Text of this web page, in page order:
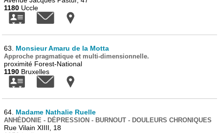
1180 Uccle
63. Monsieur Amaru de la Motta
Approche pragmatique et multi-dimensionnelle.
proximité Forest-National
1190 Bruxelles
64. Madame Nathalie Ruelle
ANHÉDONIE - DÉPRESSION - BURNOUT - DOULEURS CHRONIQUES
Rue Vilain XIIII, 18